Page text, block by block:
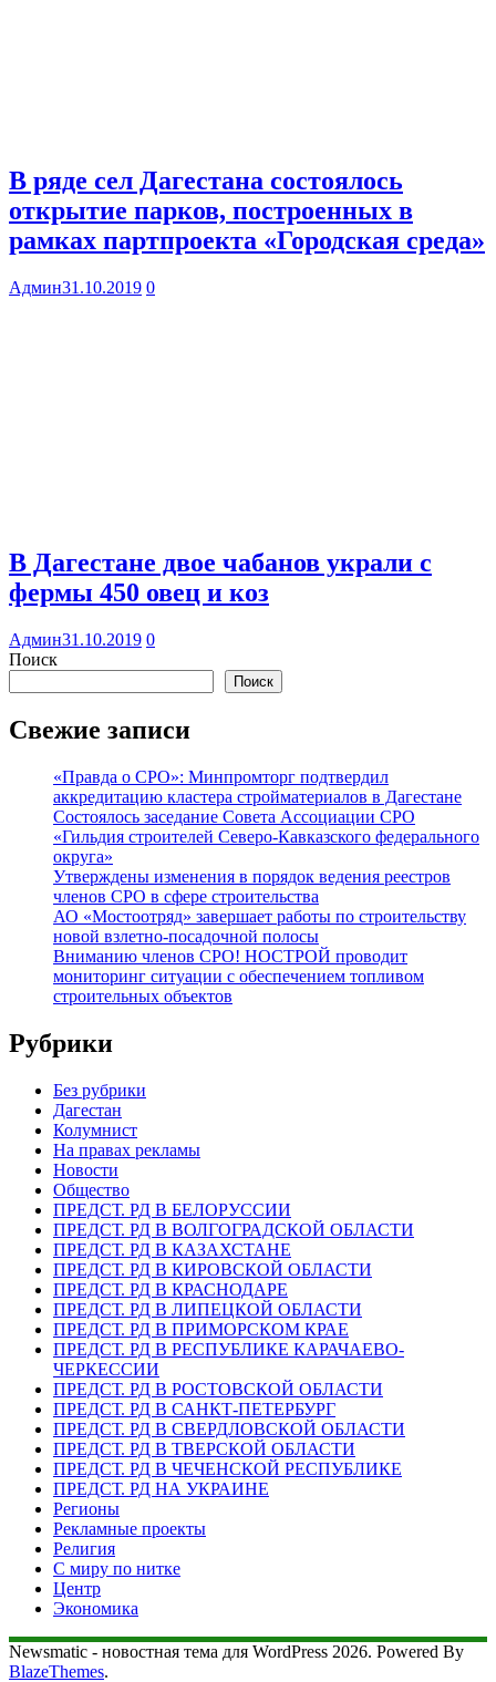
В ряде сел Дагестана состоялось
открытие парков, построенных в
рамках партпроекта «Городская среда»
Админ31.10.2019 0
В Дагестане двое чабанов украли с
фермы 450 овец и коз
Админ31.10.2019 0
Поиск
Поиск
Свежие записи
«Правда о СРО»: Минпромторг подтвердил
аккредитацию кластера стройматериалов в Дагестане
Состоялось заседание Совета Ассоциации СРО
«Гильдия строителей Северо-Кавказского федерального
округа»
Утверждены изменения в порядок ведения реестров
членов СРО в сфере строительства
АО «Мостоотряд» завершает работы по строительству
новой взлетно-посадочной полосы
Вниманию членов СРО! НОСТРОЙ проводит
мониторинг ситуации с обеспечением топливом
строительных объектов
Рубрики
Без рубрики
Дагестан
Колумнист
На правах рекламы
Новости
Общество
ПРЕДСТ. РД В БЕЛОРУССИИ
ПРЕДСТ. РД В ВОЛГОГРАДСКОЙ ОБЛАСТИ
ПРЕДСТ. РД В КАЗАХСТАНЕ
ПРЕДСТ. РД В КИРОВСКОЙ ОБЛАСТИ
ПРЕДСТ. РД В КРАСНОДАРЕ
ПРЕДСТ. РД В ЛИПЕЦКОЙ ОБЛАСТИ
ПРЕДСТ. РД В ПРИМОРСКОМ КРАЕ
ПРЕДСТ. РД В РЕСПУБЛИКЕ КАРАЧАЕВО-
ЧЕРКЕССИИ
ПРЕДСТ. РД В РОСТОВСКОЙ ОБЛАСТИ
ПРЕДСТ. РД В САНКТ-ПЕТЕРБУРГ
ПРЕДСТ. РД В СВЕРДЛОВСКОЙ ОБЛАСТИ
ПРЕДСТ. РД В ТВЕРСКОЙ ОБЛАСТИ
ПРЕДСТ. РД В ЧЕЧЕНСКОЙ РЕСПУБЛИКЕ
ПРЕДСТ. РД НА УКРАИНЕ
Регионы
Рекламные проекты
Религия
С миру по нитке
Центр
Экономика
Newsmatic - новостная тема для WordPress 2026. Powered By
BlazeThemes.